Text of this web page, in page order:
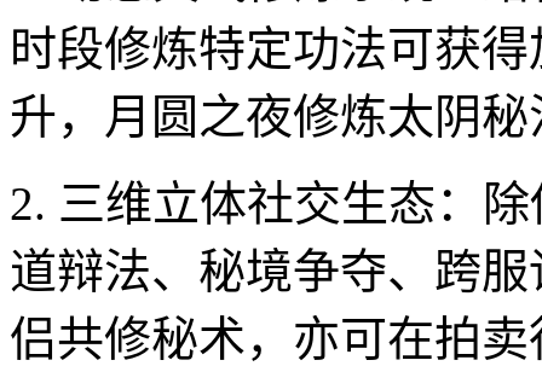
时段修炼特定功法可获
升，月圆之夜修炼太阴
2. 三维立体社交生态：
道辩法、秘境争夺、跨
侣共修秘术，亦可在拍